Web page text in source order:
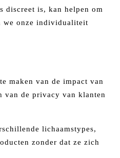
is, kan helpen om
we onze individualiteit
maken van de impact van
van de privacy van klanten
lichaamstypes,
zonder dat ze zich